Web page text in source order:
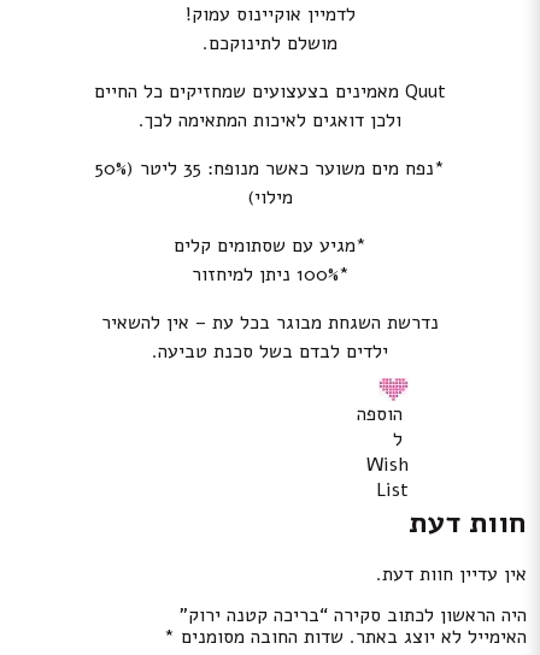
לדמיין אוקיינוס ​​עמוק!
מושלם לתינוקכם.
Quut מאמינים בצעצועים שמחזיקים כל החיים
ולכן דואגים לאיכות המתאימה לכך.
*נפח מים משוער כאשר מנופח: 35 ליטר (50%
מילוי)
*מגיע עם שסתומים קלים
*100% ניתן למיחזור
נדרשת השגחת מבוגר בכל עת – אין להשאיר
ילדים לבדם בשל סכנת טביעה.
הוספה
ל
Wish
List
חוות דעת
אין עדיין חוות דעת.
היה הראשון לכתוב סקירה “בריכה קטנה ירוק”
האימייל לא יוצג באתר. שדות החובה מסומנים *